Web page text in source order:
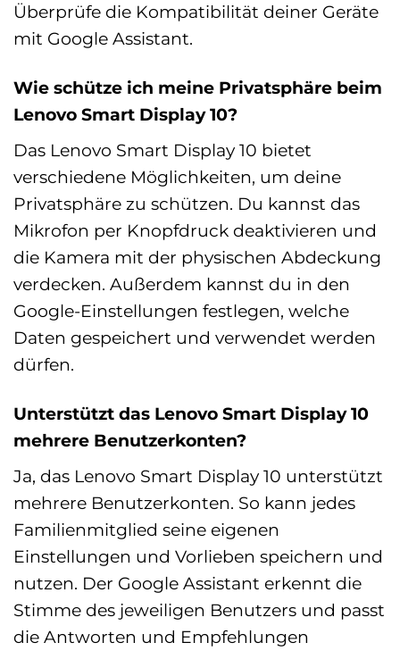
Überprüfe die Kompatibilität deiner Geräte
mit Google Assistant.
Wie schütze ich meine Privatsphäre beim
Lenovo Smart Display 10?
Das Lenovo Smart Display 10 bietet
verschiedene Möglichkeiten, um deine
Privatsphäre zu schützen. Du kannst das
Mikrofon per Knopfdruck deaktivieren und
die Kamera mit der physischen Abdeckung
verdecken. Außerdem kannst du in den
Google-Einstellungen festlegen, welche
Daten gespeichert und verwendet werden
dürfen.
Unterstützt das Lenovo Smart Display 10
mehrere Benutzerkonten?
Ja, das Lenovo Smart Display 10 unterstützt
mehrere Benutzerkonten. So kann jedes
Familienmitglied seine eigenen
Einstellungen und Vorlieben speichern und
nutzen. Der Google Assistant erkennt die
Stimme des jeweiligen Benutzers und passt
die Antworten und Empfehlungen